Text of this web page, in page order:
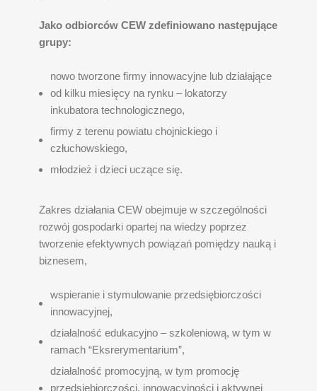
Jako odbiorców CEW zdefiniowano następujące
grupy:
nowo tworzone firmy innowacyjne lub działające
od kilku miesięcy na rynku – lokatorzy
inkubatora technologicznego,
firmy z terenu powiatu chojnickiego i
człuchowskiego,
młodzież i dzieci uczące się.
Zakres działania CEW obejmuje w szczególności
rozwój gospodarki opartej na wiedzy poprzez
tworzenie efektywnych powiązań pomiędzy nauką i
biznesem,
wspieranie i stymulowanie przedsiębiorczości
innowacyjnej,
działalność edukacyjno – szkoleniową, w tym w
ramach “Eksrerymentarium”,
działalność promocyjną, w tym promocję
przedsiębiorczości, innowacyjności i aktywnej